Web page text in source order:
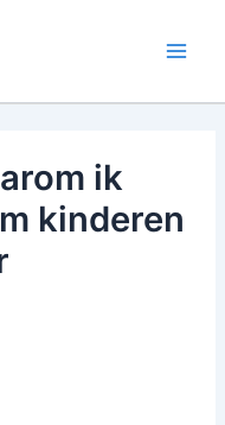
ik
kinderen